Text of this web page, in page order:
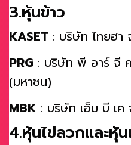
3.หุ้นข้าว
KASET : บริษัท ไทยฮา
PRG : บริษัท พี อาร์ จี
(มหาชน)
MBK : บริษัท เอ็ม บี เ
4.หุ้นไข่ลวกและหุ้